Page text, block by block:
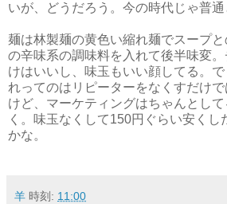
いが、どうだろう。今の時代じゃ普通
麺は林製麺の黄色い縮れ麺でスープ
の辛味系の調味料を入れて後半味変
けはいいし、味玉もいい顔してる。
れってのはリピーターをなくすだけ
けど、マーケティングはちゃんとし
く。味玉なくして150円ぐらい安くし
かな。
羊 時刻: 11:00